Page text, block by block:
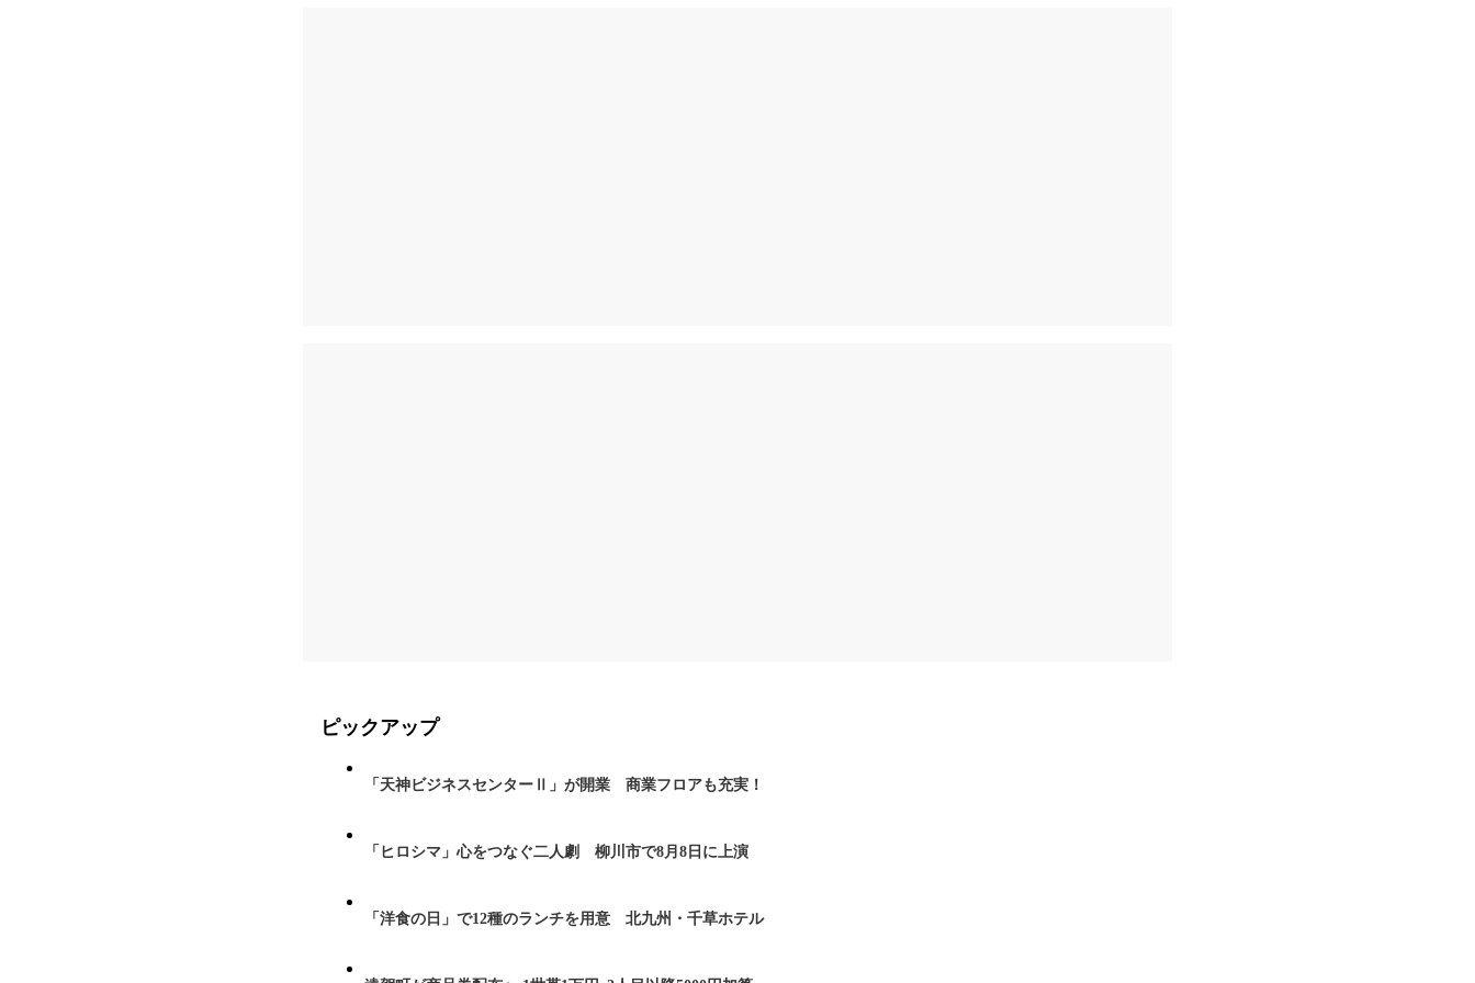
ピックアップ
「天神ビジネスセンターⅡ」が開業 商業フロアも充実！
「ヒロシマ」心をつなぐ二人劇 柳川市で8月8日に上演
「洋食の日」で12種のランチを用意 北九州・千草ホテル